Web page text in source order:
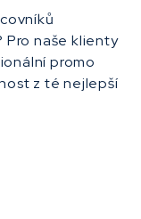
Pro naše klienty
promo
z té nejlepší